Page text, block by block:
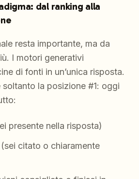
dal ranking alla
resta importante, ma da
I motori generativi
di fonti in un’unica risposta.
soltanto la posizione #1: oggi
presente nella risposta)
(sei citato o chiaramente